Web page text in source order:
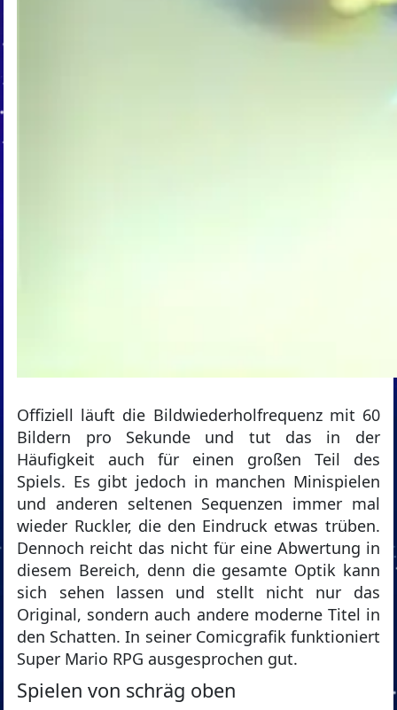
Offiziell läuft die Bildwiederholfrequenz mit 60
Bildern pro Sekunde und tut das in der
Häufigkeit auch für einen großen Teil des
Spiels. Es gibt jedoch in manchen Minispielen
und anderen seltenen Sequenzen immer mal
wieder Ruckler, die den Eindruck etwas trüben.
Dennoch reicht das nicht für eine Abwertung in
diesem Bereich, denn die gesamte Optik kann
sich sehen lassen und stellt nicht nur das
Original, sondern auch andere moderne Titel in
den Schatten. In seiner Comicgrafik funktioniert
Super Mario RPG ausgesprochen gut.
Spielen von schräg oben